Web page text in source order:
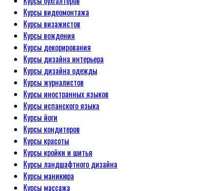
Курсы видеомонтажа
Курсы визажистов
Курсы вождения
Курсы декорирования
Курсы дизайна интерьера
Курсы дизайна одежды
Курсы журналистов
Курсы иностранных языков
Курсы испанского языка
Курсы йоги
Курсы кондитеров
Курсы красоты
Курсы кройки и шитья
Курсы ландшафтного дизайна
Курсы маникюра
Курсы массажа